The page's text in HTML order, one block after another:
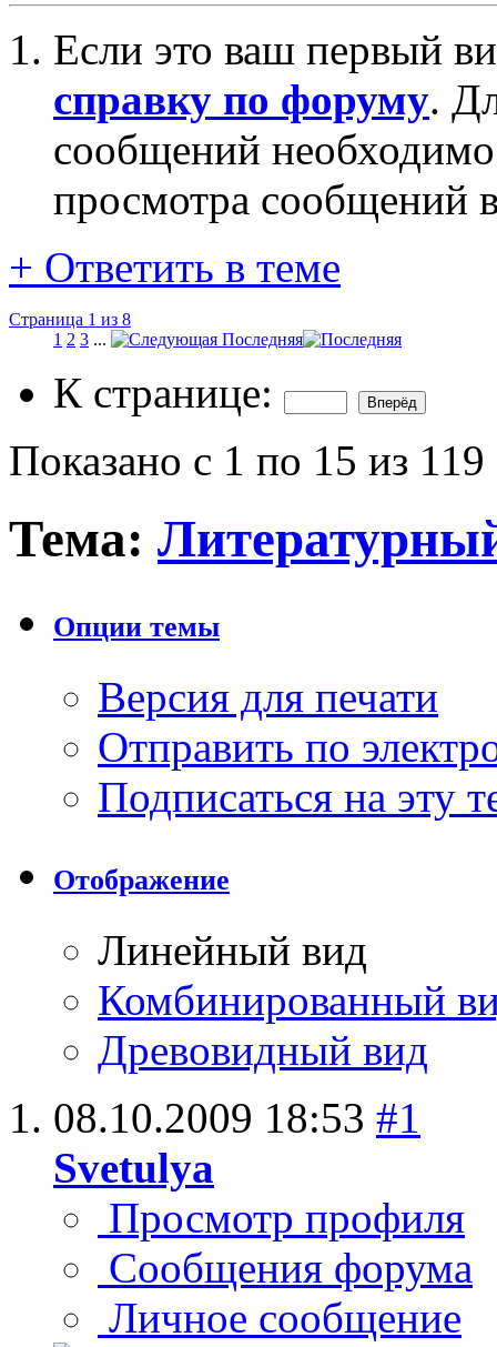
Если это ваш первый
справку по форуму.
сообщений
просмотра сообщений
+ Ответить в теме
Страница 1 из 8
1 2 3 ... Последняя
К странице:
Показано с 1 по 15 из 119
Тема:
Опции темы
Версия для печати
Отправить по
Подписаться на эту
Отображение
Линейный вид
Комбинированный
Древовидный вид
08.10.2009 18:53 #1
Svetulya
Просмотр профиля
Сообщения форума
Личное сообщение